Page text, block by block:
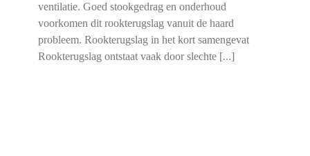
ventilatie. Goed stookgedrag en onderhoud
voorkomen dit rookterugslag vanuit de haard
probleem. Rookterugslag in het kort samengevat
Rookterugslag ontstaat vaak door slechte [...]